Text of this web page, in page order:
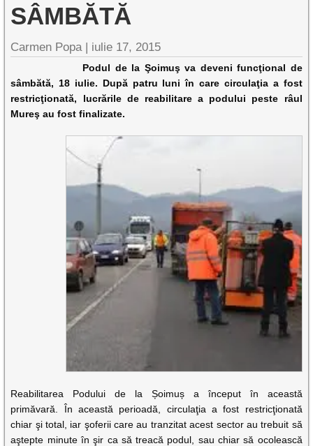
SÂMBĂTĂ
Carmen Popa | iulie 17, 2015
Podul de la Şoimuş va deveni funcţional de
sâmbătă, 18 iulie. După patru luni în care circulaţia a fost
restricţionată, lucrările de reabilitare a podului peste râul
Mureş au fost finalizate.
Reabilitarea Podului de la Șoimuș a început în această
primăvară. În această perioadă, circulaţia a fost restricţionată
chiar şi total, iar şoferii care au tranzitat acest sector au trebuit să
aştepte minute în şir ca să treacă podul, sau chiar să ocolească